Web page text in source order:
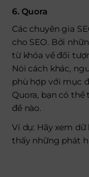
6. Quora
Các chuyên gia
cho SEO. Bởi
từ khóa về đối
Nói cách khác,
phù hợp với mục
Quora, bạn có
đề nào.
Ví dụ: Hãy xem
thấy những phát